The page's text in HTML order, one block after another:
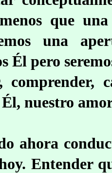
que
una
Él pero
comprender,
nuestro
ahora
Entender